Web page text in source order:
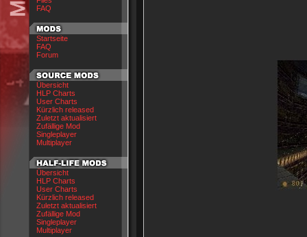
FAQ
Startseite
FAQ
Forum
Übersicht
HLP Charts
User Charts
Kürzlich released
Zuletzt aktualisiert
Zufällige Mod
Singleplayer
Multiplayer
Übersicht
HLP Charts
User Charts
Kürzlich released
Zuletzt aktualisiert
Zufällige Mod
Singleplayer
Multiplayer